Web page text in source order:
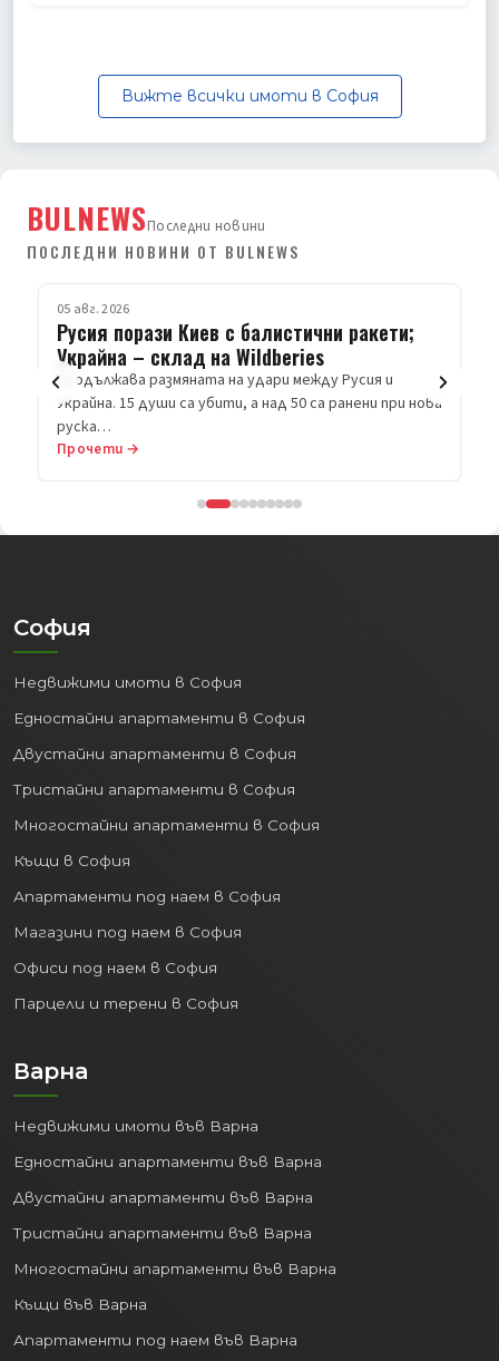
Вижте всички имоти в София
BULNEWSПоследни новини
ПОСЛЕДНИ НОВИНИ ОТ BULNEWS
СВЯТ
05 авг. 2026
Русия порази Киев с балистични ракети;
Украйна – склад на Wildberies
Продължава размяната на удари между Русия и
Украйна. 15 души са убити, а над 50 са ранени при нова
руска…
Прочети →
София
Недвижими имоти в София
Едностайни апартаменти в София
Двустайни апартаменти в София
Тристайни апартаменти в София
Многостайни апартаменти в София
Къщи в София
Апартаменти под наем в София
Магазини под наем в София
Офиси под наем в София
Парцели и терени в София
Варна
Недвижими имоти във Варна
Едностайни апартаменти във Варна
Двустайни апартаменти във Варна
Тристайни апартаменти във Варна
Многостайни апартаменти във Варна
Къщи във Варна
Апартаменти под наем във Варна